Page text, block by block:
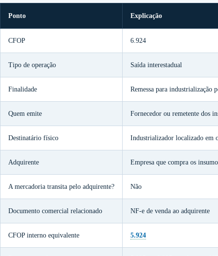
Ponto Explicação
CFOP 6.924
Tipo de operação Saída interestadual
Finalidade Remessa para industrialização
Quem emite Fornecedor ou remetente dos
Destinatário físico Industrializador localizado em
Adquirente Empresa que compra os
A mercadoria transita pelo adquirente? Não
Documento comercial relacionado NF-e de venda ao adquirente
CFOP interno equivalente 5.924